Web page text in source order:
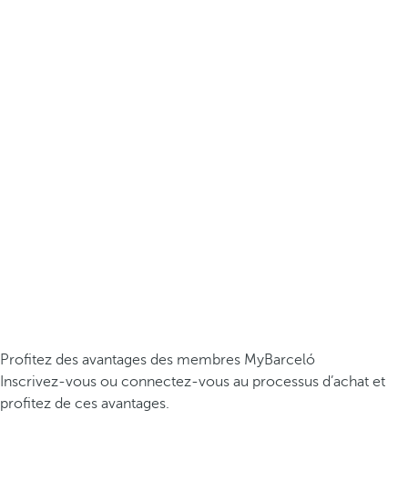
Profitez des avantages des membres MyBarceló
Inscrivez-vous ou connectez-vous au processus d’achat et
profitez de ces avantages.